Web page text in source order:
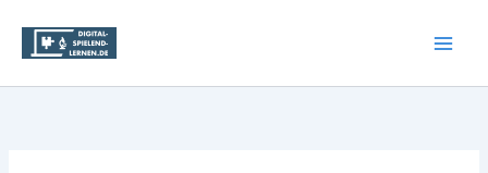
Inhalt
springen